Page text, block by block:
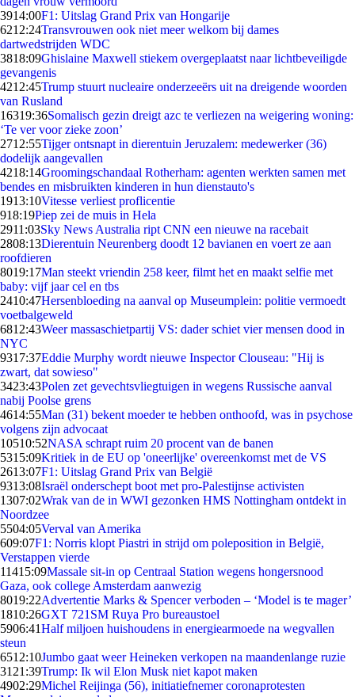
3914:00F1: Uitslag Grand Prix van Hongarije
6212:24Transvrouwen ook niet meer welkom bij dames
dartwedstrijden WDC
3818:09Ghislaine Maxwell stiekem overgeplaatst naar lichtbeveiligde
gevangenis
4212:45Trump stuurt nucleaire onderzeeërs uit na dreigende woorden
van Rusland
16319:36Somalisch gezin dreigt azc te verliezen na weigering woning:
‘Te ver voor zieke zoon’
2712:55Tijger ontsnapt in dierentuin Jeruzalem: medewerker (36)
dodelijk aangevallen
4218:14Groomingschandaal Rotherham: agenten werkten samen met
bendes en misbruikten kinderen in hun dienstauto's
1913:10Vitesse verliest proflicentie
918:19Piep zei de muis in Hela
2911:03Sky News Australia ript CNN een nieuwe na racebait
2808:13Dierentuin Neurenberg doodt 12 bavianen en voert ze aan
roofdieren
8019:17Man steekt vriendin 258 keer, filmt het en maakt selfie met
baby: vijf jaar cel en tbs
2410:47Hersenbloeding na aanval op Museumplein: politie vermoedt
voetbalgeweld
6812:43Weer massaschietpartij VS: dader schiet vier mensen dood in
NYC
9317:37Eddie Murphy wordt nieuwe Inspector Clouseau: "Hij is
zwart, dat sowieso"
3423:43Polen zet gevechtsvliegtuigen in wegens Russische aanval
nabij Poolse grens
4614:55Man (31) bekent moeder te hebben onthoofd, was in psychose
volgens zijn advocaat
10510:52NASA schrapt ruim 20 procent van de banen
5315:09Kritiek in de EU op 'oneerlijke' overeenkomst met de VS
2613:07F1: Uitslag Grand Prix van België
9313:08Israël onderschept boot met pro-Palestijnse activisten
1307:02Wrak van de in WWI gezonken HMS Nottingham ontdekt in
Noordzee
5504:05Verval van Amerika
609:07F1: Norris klopt Piastri in strijd om poleposition in België,
Verstappen vierde
11415:09Massale sit-in op Centraal Station wegens hongersnood
Gaza, ook college Amsterdam aanwezig
8019:22Advertentie Marks & Spencer verboden – ‘Model is te mager’
1810:26GXT 721SM Ruya Pro bureaustoel
5906:41Half miljoen huishoudens in energiearmoede na wegvallen
steun
6512:10Jumbo gaat weer Heineken verkopen na maandenlange ruzie
31 21:39Trump: Ik wil Elon Musk niet kapot maken
4902:29Michel Reijinga (56), initiatiefnemer coronaprotesten